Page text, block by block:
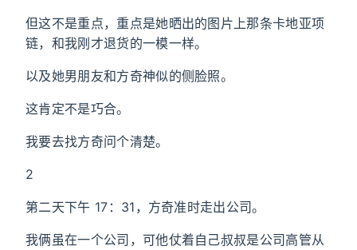
但这不是重点，重点是她晒出的图片上那条卡地亚项
链，和我刚才退货的一模一样。
以及她男朋友和方奇神似的侧脸照。
这肯定不是巧合。
我要去找方奇问个清楚。
2
第二天下午 17：31，方奇准时走出公司。
我俩虽在一个公司，可他仗着自己叔叔是公司高管从